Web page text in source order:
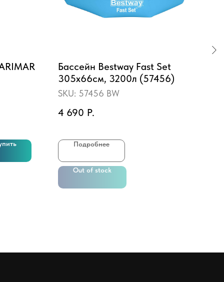
Бассейн Bestway Fast Set
305х66см, 3200л (57456)
SKU: 57456 BW
4 690 Р.
Подробнее
Out of stock